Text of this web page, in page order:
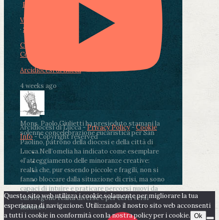
Photo
View on Facebook
· Share
Condividi su Facebook
Condividi su LinkedIn
Arcidiocesi di Lucca
4 weeks ago
Mons. Paolo Giulietti ha presieduto stamani la
solenne concelebrazione eucaristica per San
Paolino, patrono della diocesi e della città di
Lucca.Nell’omelia ha indicato come esemplare
«l’atteggiamento delle minoranze creative:
realtà che, pur essendo piccole e fragili, non si
fanno bloccare dalla situazione di crisi, ma sono
capaci di intuire e praticare percorsi nuovi da
cui sorgono realtà diverse e per certi versi
inedite».
Arcidiocesi di Lucca -Privacy Policy-Cookie
Info- Copyright reserved
Questo sito web utilizza i cookie solamente per migliorare la tua
esperienza di navigazione. Utilizzando il nostro sito web acconsenti
a tutti i cookie in conformità con la nostra policy per i cookie. Ok